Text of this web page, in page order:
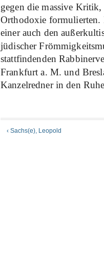
gegen die massive
Orthodoxie formulierten.
einer auch den
jüdischer
stattfindenden
Frankfurt a. M. und
Kanzelredner in den
‹ Sachs(e), Leopold